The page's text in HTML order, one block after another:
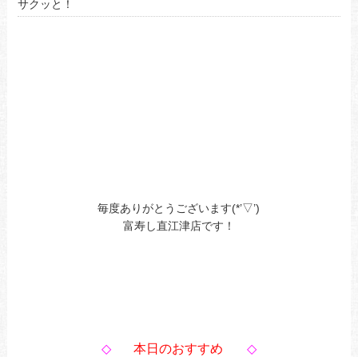
サクッと！
毎度ありがとうございます(*’▽’)
富寿し直江津店です！
◇ 本日のおすすめ ◇